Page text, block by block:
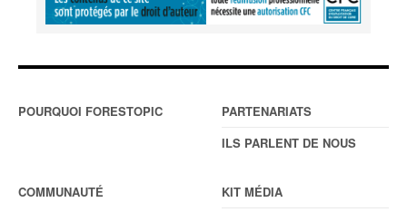
POURQUOI FORESTOPIC
PARTENARIATS
ILS PARLENT DE NOUS
COMMUNAUTÉ KIT MÉDIA